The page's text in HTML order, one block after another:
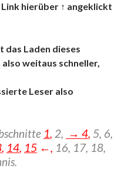
hierüber ↑ angeklickt
das Laden dieses
weitaus schneller,
Leser also
1, 2, → 4, 5, 6,
, 14, 15 ←, 16, 17, 18,